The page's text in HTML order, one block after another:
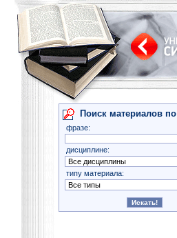
Поиск материалов по
фразе:
дисциплине:
типу материала: